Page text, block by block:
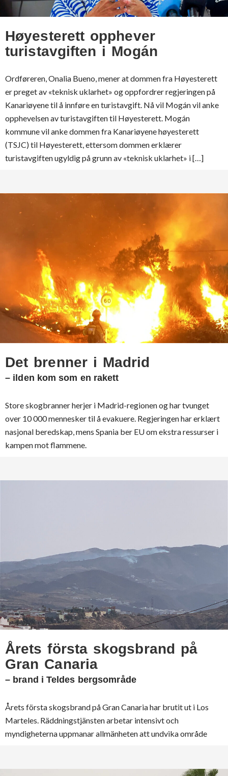
Høyesterett opphever
turistavgiften i Mogán
Ordføreren, Onalia Bueno, mener at dommen fra Høyesterett
er preget av «teknisk uklarhet» og oppfordrer regjeringen på
Kanariøyene til å innføre en turistavgift. Nå vil Mogán vil anke
opphevelsen av turistavgiften til Høyesterett. Mogán
kommune vil anke dommen fra Kanariøyene høyesterett
(TSJC) til Høyesterett, ettersom dommen erklærer
turistavgiften ugyldig på grunn av «teknisk uklarhet» i […]
Det brenner i Madrid
– ilden kom som en rakett
Store skogbranner herjer i Madrid-regionen og har tvunget
over 10 000 mennesker til å evakuere. Regjeringen har erklært
nasjonal beredskap, mens Spania ber EU om ekstra ressurser i
kampen mot flammene.
Årets första skogsbrand på
Gran Canaria
– brand i Teldes bergsområde
Årets första skogsbrand på Gran Canaria har brutit ut i Los
Marteles. Räddningstjänsten arbetar intensivt och
myndigheterna uppmanar allmänheten att undvika område